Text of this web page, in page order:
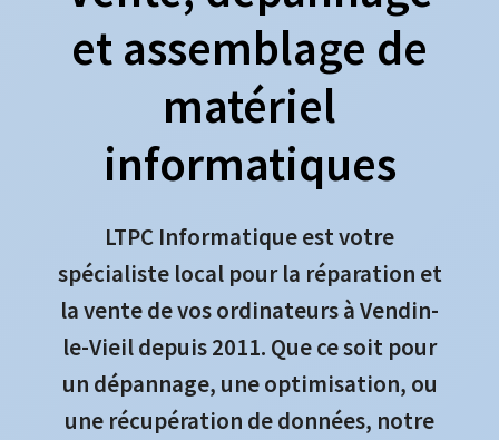
et assemblage de
matériel
informatiques
LTPC Informatique est votre
spécialiste local pour la réparation et
la vente de vos ordinateurs à Vendin-
le-Vieil depuis 2011. Que ce soit pour
un dépannage, une optimisation, ou
une récupération de données, notre